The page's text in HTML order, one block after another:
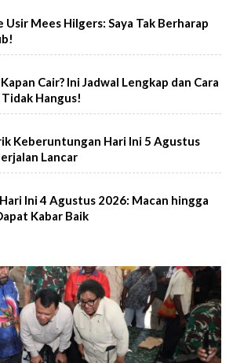
Mees Hilgers: Saya Tak Berharap
Cair? Ini Jadwal Lengkap dan Cara
Hangus!
Keberuntungan Hari Ini 5 Agustus
Lancar
Ini 4 Agustus 2026: Macan hingga
Kabar Baik